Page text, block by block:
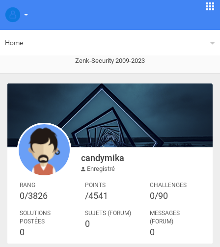
Home
Zenk-Security 2009-2023
candymika
Enregistré
RANG
0/3826
POINTS
/4541
CHALLENGES
0/90
SOLUTIONS
POSTÉES
0
SUJETS (FORUM)
0
MESSAGES
(FORUM)
0